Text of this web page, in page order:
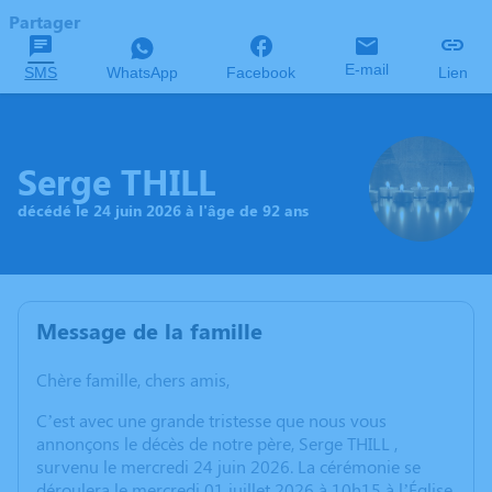
Partager
SMS WhatsApp Facebook E-mail Lien
Serge THILL
décédé le 24 juin 2026 à l'âge de 92 ans
Message de la famille
Chère famille, chers amis,
C’est avec une grande tristesse que nous vous
annonçons le décès de notre père, Serge THILL ,
survenu le mercredi 24 juin 2026. La cérémonie se